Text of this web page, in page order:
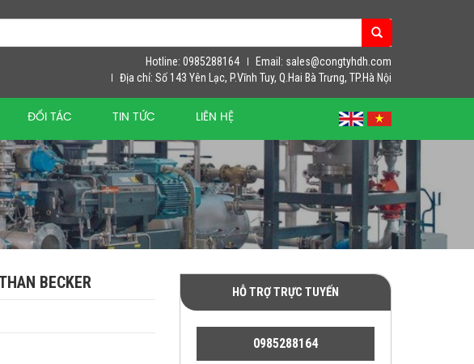
Hotline: 0985288164
Email: sales@congtyhdh.com
Địa chỉ: Số 143 Yên Lạc, P.Vĩnh Tuy, Q.Hai Bà Trưng, TP.Hà Nội
ĐỐI TÁC TIN TỨC LIÊN HỆ
BECKER HỖ TRỢ TRỰC TUYẾN
0985288164